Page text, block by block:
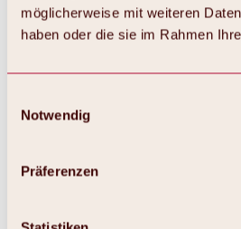
möglicherweise mit weiteren
haben oder die sie im Rahmen
Notwendig
Präferenzen